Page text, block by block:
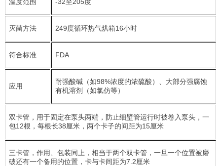
灭菌方法 249度循环热气烘箱16小时
符合标准 FDA
应用
耐强酸碱（如98%浓度的浓硫酸）、大部分强腐蚀
有机溶剂（如氯仿等）
双卡管，用于固定在泵头两端，防止细壁管运行时被卷入泵头，一
包12根，每根长38厘米，两个卡子的间距为15厘米
三卡管，作用、包装同上，相当于两个双卡管，一旦一个位置被磨
破还有一个备用的位置，卡与卡间距为7.2厘米